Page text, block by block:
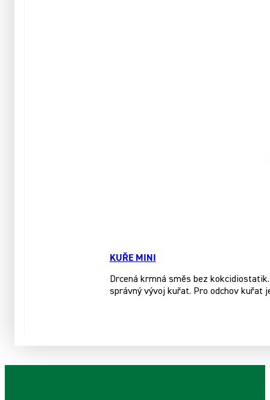
KUŘE MINI
Drcená krmná směs bez
správný vývoj kuřat. Pro odchov kuřat